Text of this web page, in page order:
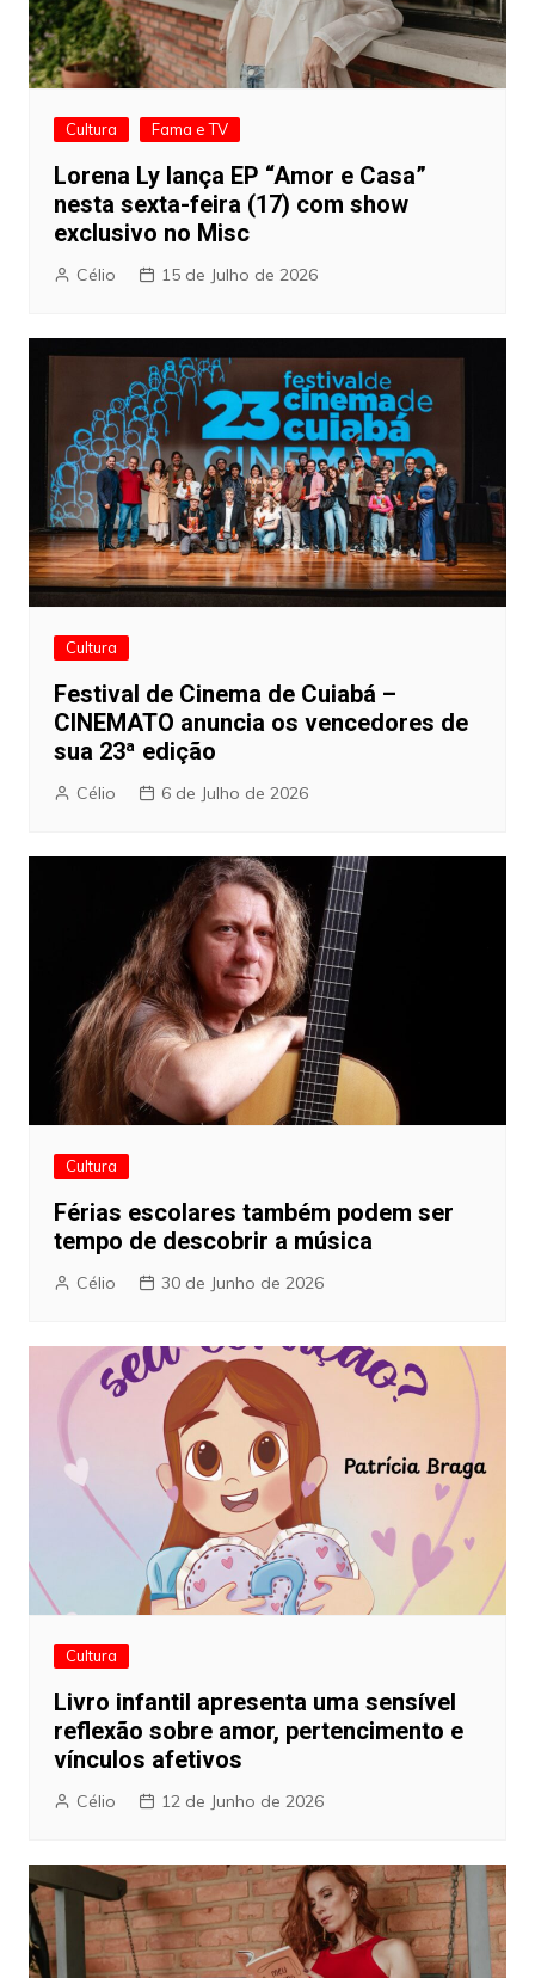
Cultura Fama e TV
Lorena Ly lança EP “Amor e Casa”
nesta sexta-feira (17) com show
exclusivo no Misc
Célio 15 de Julho de 2026
Cultura
Festival de Cinema de Cuiabá –
CINEMATO anuncia os vencedores de
sua 23ª edição
Célio 6 de Julho de 2026
Cultura
Férias escolares também podem ser
tempo de descobrir a música
Célio 30 de Junho de 2026
Cultura
Livro infantil apresenta uma sensível
reflexão sobre amor, pertencimento e
vínculos afetivos
Célio 12 de Junho de 2026